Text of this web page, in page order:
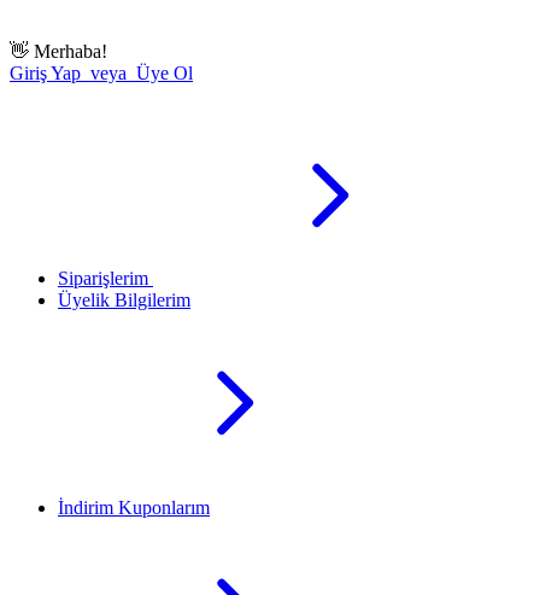
👋 Merhaba!
Giriş Yap veya Üye Ol
Siparişlerim
Üyelik Bilgilerim
İndirim Kuponlarım